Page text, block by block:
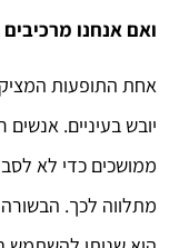
ואם אנחנו
אחת התופעות
יובש בעיניים.
ממושכים כדי לא
מתלווה לכך.